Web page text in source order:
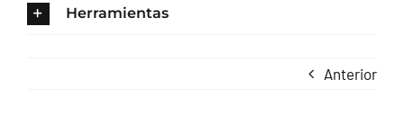
Herramientas
Anterior